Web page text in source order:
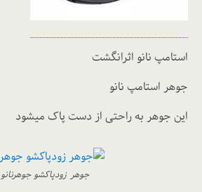
استامپ نانو اثرانگشت
جوهر استامپ نانو
این جوهر به راحتی از دست پاک میشود
جوهر زودپاکشو جوهرنانو